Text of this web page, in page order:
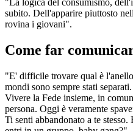
"La logica del consumismo,
subito. Dell'apparire piuttosto
rovina i giovani".
Come far
"E' difficile trovare qual è
mondi sono sempre stati
Vivere la Fede insieme, in
persona. Oggi è veramente
Ti senti abbandonato a te